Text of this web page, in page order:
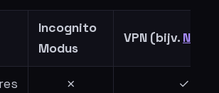
Incognito
Modus
VPN (bijv.
✗ ✓